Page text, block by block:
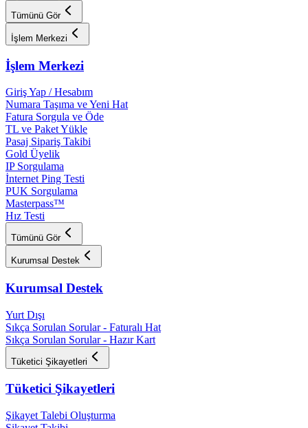
Tümünü Gör
İşlem Merkezi
İşlem Merkezi
Giriş Yap / Hesabım
Numara Taşıma ve Yeni Hat
Fatura Sorgula ve Öde
TL ve Paket Yükle
Pasaj Sipariş Takibi
Gold Üyelik
IP Sorgulama
İnternet Ping Testi
PUK Sorgulama
Masterpass™
Hız Testi
Tümünü Gör
Kurumsal Destek
Kurumsal Destek
Yurt Dışı
Sıkça Sorulan Sorular - Faturalı Hat
Sıkça Sorulan Sorular - Hazır Kart
Tüketici Şikayetleri
Tüketici Şikayetleri
Şikayet Talebi Oluşturma